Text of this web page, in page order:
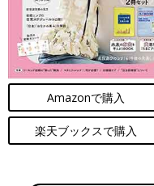
Amazonで購入
楽天ブックスで購入